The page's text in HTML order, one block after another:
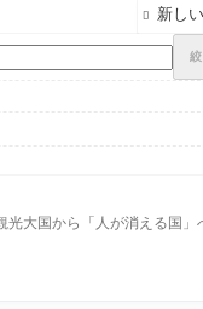

大国から「人が消える国」